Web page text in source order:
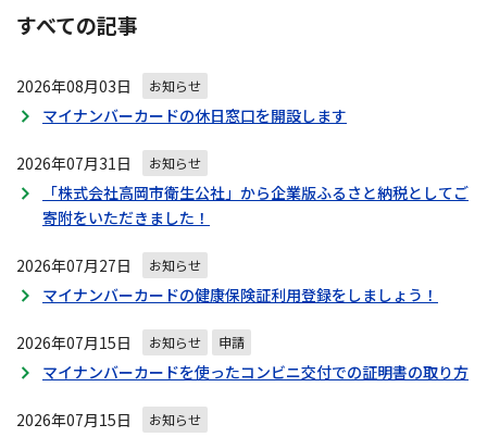
ナ
ビ
ー
シ
ン
すべての記事
2026年08月03日 お知らせ
マイナンバーカードの休日窓口を開設します
2026年07月31日 お知らせ
「株式会社高岡市衛生公社」から企業版ふるさと納税としてご
寄附をいただきました！
2026年07月27日 お知らせ
マイナンバーカードの健康保険証利用登録をしましょう！
2026年07月15日 お知らせ 申請
マイナンバーカードを使ったコンビニ交付での証明書の取り方
2026年07月15日 お知らせ